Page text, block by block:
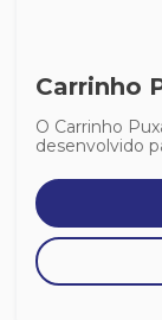
Carrinho
O Carrinho
desenvolvido